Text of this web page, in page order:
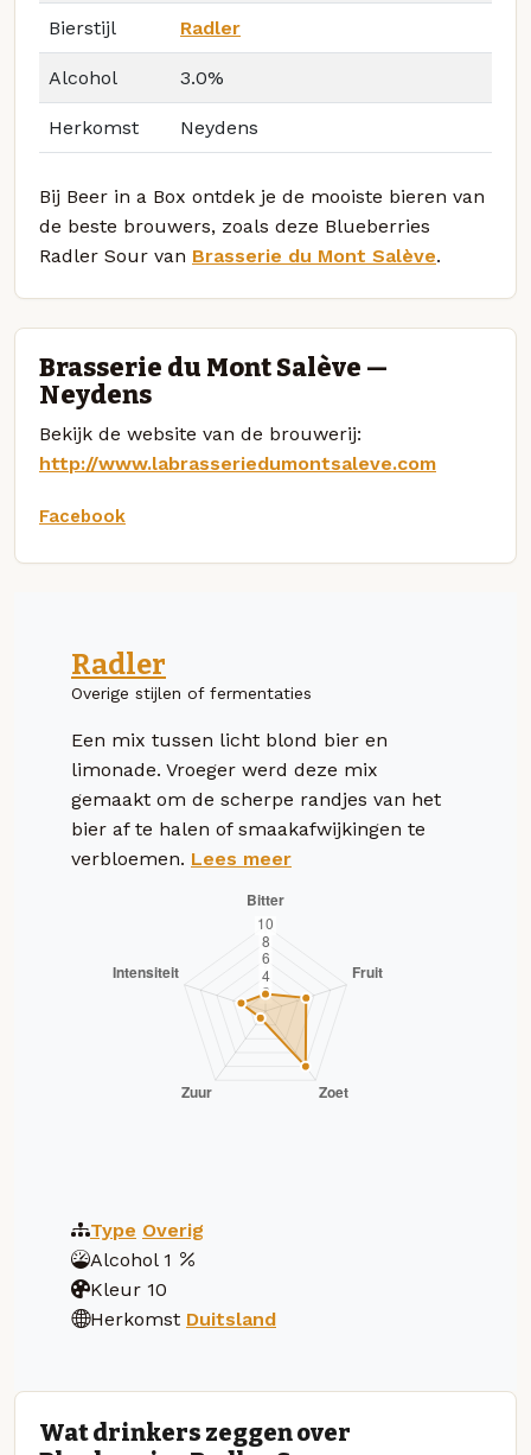
Bierstijl Radler
Alcohol 3.0%
Herkomst Neydens
Bij Beer in a Box ontdek je de mooiste bieren van
de beste brouwers, zoals deze Blueberries
Radler Sour van Brasserie du Mont Salève.
Brasserie du Mont Salève —
Neydens
Bekijk de website van de brouwerij:
http://www.labrasseriedumontsaleve.com
Facebook
Radler
Overige stijlen of fermentaties
Een mix tussen licht blond bier en
limonade. Vroeger werd deze mix
gemaakt om de scherpe randjes van het
bier af te halen of smaakafwijkingen te
verbloemen. Lees meer
Type Overig
Alcohol 1
Kleur 10
Herkomst Duitsland
Wat drinkers zeggen over